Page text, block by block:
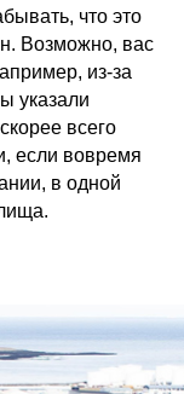
что это
Возможно, вас
из-за
указали
всего
если вовремя
в одной